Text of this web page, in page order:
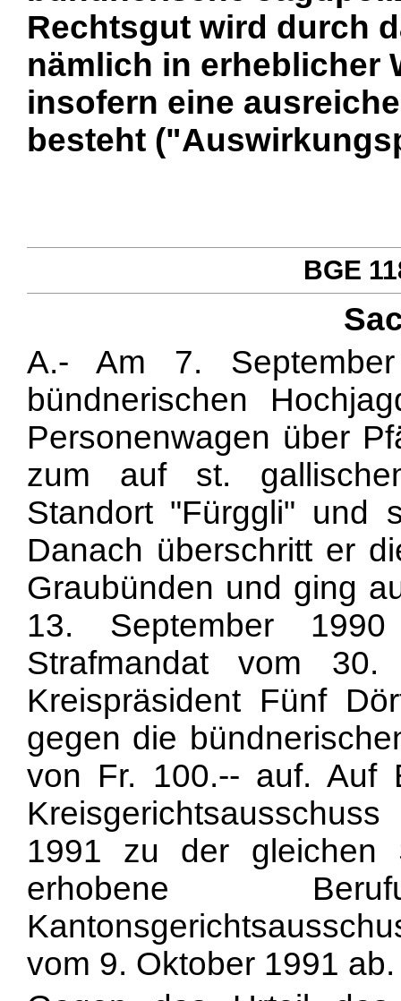
Rechtsgut wird durch
nämlich in erheblicher
insofern eine
besteht
BGE
A.- Am 7.
bündnerischen
Personenwagen über
zum auf st.
Standort "Fürggli" und
Danach überschritt er
Graubünden und ging
13. September
Strafmandat vom
Kreispräsident Fünf
gegen die
von Fr. 100.-- auf. Auf
1991 zu der gleichen
erhobene
vom 9. Oktober 1991 ab.